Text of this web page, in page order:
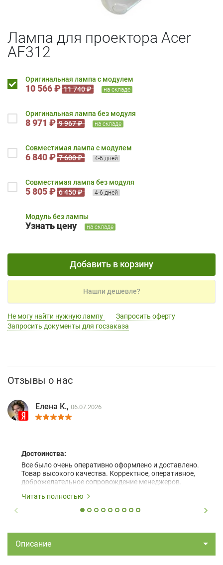
Лампа для проектора Acer
AF312
Оригинальная лампа с модулем
10 566 ₽ 11 740 ₽ на складе
Оригинальная лампа без модуля
8 971 ₽ 9 967 ₽ на складе
Совместимая лампа с модулем
6 840 ₽ 7 600 ₽ 4-6 дней
Совместимая лампа без модуля
5 805 ₽ 6 450 ₽ 4-6 дней
Модуль без лампы
Узнать цену на складе
Добавить в корзину
Нашли дешевле?
Не могу найти нужную лампу
Запросить оферту
Запросить документы для госзаказа
Отзывы о нас
Елена К., 06.07.2026
Достоинства:
Все было очень оперативно оформлено и доставлено.
Товар высокого качества. Корректное, оперативное,
доброжелательное сопровождение менеджеров.
Читать полностью
Описание